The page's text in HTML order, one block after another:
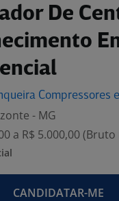
De
Compressores e
- MG
a R$ 5.000,00
CANDIDATAR-ME